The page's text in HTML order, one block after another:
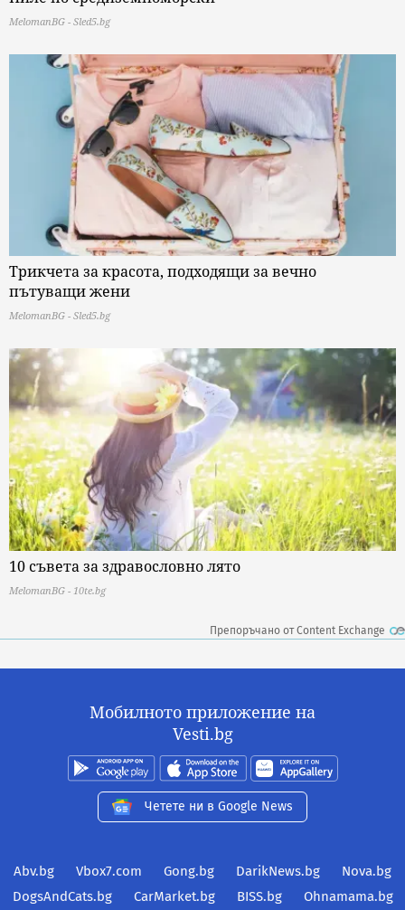
MelomanBG - Sled5.bg
Трикчета за красота, подходящи за вечно
пътуващи жени
MelomanBG - Sled5.bg
10 съвета за здравословно лято
MelomanBG - 10te.bg
Препоръчано от Content Exchange
Мобилното приложение на
Vesti.bg
Четете ни в Google News
Abv.bg Vbox7.com Gong.bg DarikNews.bg
Nova.bg
DogsAndCats.bg
CarMarket.bg BISS.bg Ohnamama.bg